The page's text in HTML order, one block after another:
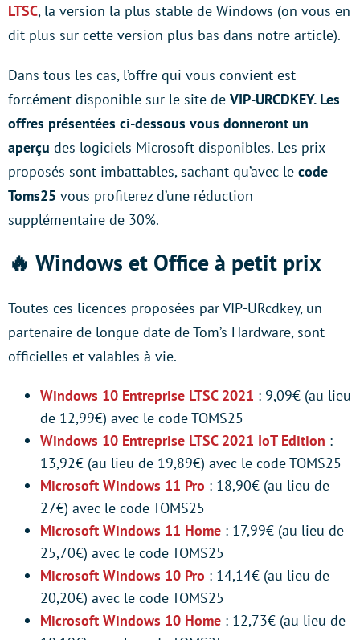
LTSC, la version la plus stable de Windows (on vous en
dit plus sur cette version plus bas dans notre article).
Dans tous les cas, l’offre qui vous convient est
forcément disponible sur le site de VIP-URCDKEY. Les
offres présentées ci-dessous vous donneront un
aperçu des logiciels Microsoft disponibles. Les prix
proposés sont imbattables, sachant qu’avec le code
Toms25 vous profiterez d’une réduction
supplémentaire de 30%.
🔥 Windows et Office à petit prix
Toutes ces licences proposées par VIP-URcdkey, un
partenaire de longue date de Tom’s Hardware, sont
officielles et valables à vie.
Windows 10 Entreprise LTSC 2021 : 9,09€ (au lieu
de 12,99€) avec le code TOMS25
Windows 10 Entreprise LTSC 2021 IoT Edition :
13,92€ (au lieu de 19,89€) avec le code TOMS25
Microsoft Windows 11 Pro : 18,90€ (au lieu de
27€) avec le code TOMS25
Microsoft Windows 11 Home : 17,99€ (au lieu de
25,70€) avec le code TOMS25
Microsoft Windows 10 Pro : 14,14€ (au lieu de
20,20€) avec le code TOMS25
Microsoft Windows 10 Home : 12,73€ (au lieu de